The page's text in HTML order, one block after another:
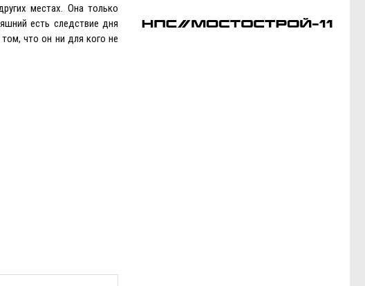
местах. Она только
есть следствие дня
что он ни для кого не